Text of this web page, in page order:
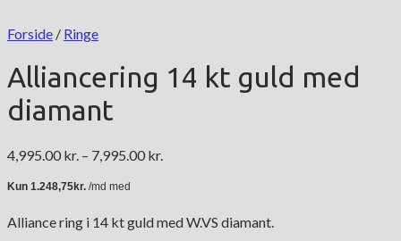
Forside / Ringe
Alliancering 14 kt guld med
diamant
4,995.00 kr. – 7,995.00 kr.
Alliance ring i 14 kt guld med W.VS diamant.